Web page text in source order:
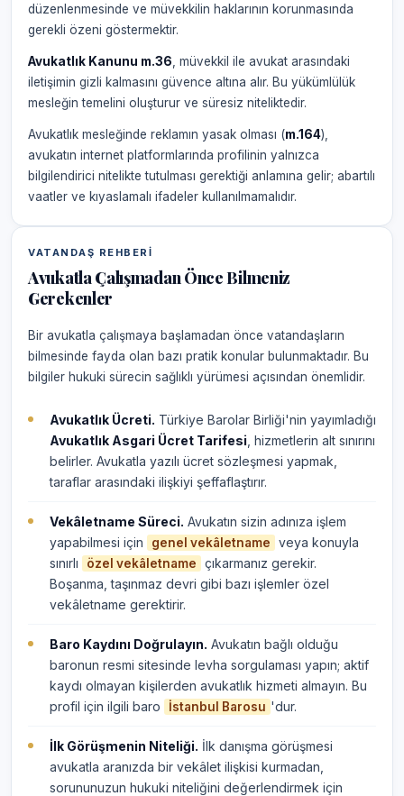
düzenlenmesinde ve müvekkilin haklarının korunmasında
gerekli özeni göstermektir.
Avukatlık Kanunu m.36 , müvekkil ile avukat arasındaki
iletişimin gizli kalmasını güvence altına alır. Bu yükümlülük
mesleğin temelini oluşturur ve süresiz niteliktedir.
Avukatlık mesleğinde reklamın yasak olması (m.164),
avukatın internet platformlarında profilinin yalnızca
bilgilendirici nitelikte tutulması gerektiği anlamına gelir; abartılı
vaatler ve kıyaslamalı ifadeler kullanılmamalıdır.
VATANDAŞ REHBERI
Avukatla Çalışmadan Önce Bilmeniz
Gerekenler
Bir avukatla çalışmaya başlamadan önce vatandaşların
bilmesinde fayda olan bazı pratik konular bulunmaktadır. Bu
bilgiler hukuki sürecin sağlıklı yürümesi açısından önemlidir.
Avukatlık Ücreti. Türkiye Barolar Birliği'nin yayımladığı
Avukatlık Asgari Ücret Tarifesi , hizmetlerin alt sınırını
belirler. Avukatla yazılı ücret sözleşmesi yapmak,
taraflar arasındaki ilişkiyi şeffaflaştırır.
Vekâletname Süreci. Avukatın sizin adınıza işlem
yapabilmesi için
genel vekâletname
veya konuyla
sınırlı
özel vekâletname
çıkarmanız gerekir.
Boşanma, taşınmaz devri gibi bazı işlemler özel
vekâletname gerektirir.
Baro Kaydını Doğrulayın. Avukatın bağlı olduğu
baronun resmi sitesinde levha sorgulaması yapın; aktif
kaydı olmayan kişilerden avukatlık hizmeti almayın. Bu
profil için ilgili baro
İstanbul Barosu 'dur.
İlk Görüşmenin Niteliği. İlk danışma görüşmesi
avukatla aranızda bir vekâlet ilişkisi kurmadan,
sorununuzun hukuki niteliğini değerlendirmek için